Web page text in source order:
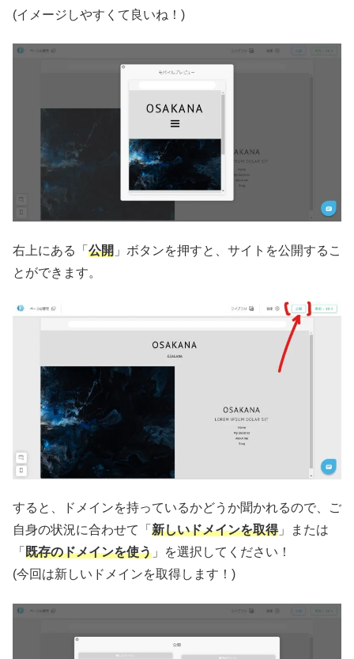
(イメージしやすくて良いね！)
右上にある「 公開 」ボタンを押すと、サイトを公開するこ
とができます。
すると、ドメインを持っているかどうか聞かれるので、ご
自身の状況に合わせて「 新しいドメインを取得」または
「 既存のドメインを使う 」を選択してください！
(今回は新しいドメインを取得します！)